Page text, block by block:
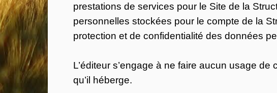
prestations de services pour le Site de la
personnelles stockées pour le compte de la
protection et de confidentialité des données
L’éditeur s’engage à ne faire aucun usage
qu’il héberge.